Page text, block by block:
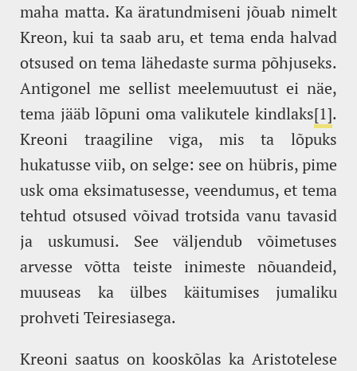
maha matta. Ka äratundmiseni jõuab nimelt
Kreon, kui ta saab aru, et tema enda halvad
otsused on tema lähedaste surma põhjuseks.
Antigonel me sellist meelemuutust ei näe,
tema jääb lõpuni oma valikutele kindlaks[1].
Kreoni traagiline viga, mis ta lõpuks
hukatusse viib, on selge: see on hübris, pime
usk oma eksimatusesse, veendumus, et tema
tehtud otsused võivad trotsida vanu tavasid
ja uskumusi. See väljendub võimetuses
arvesse võtta teiste inimeste nõuandeid,
muuseas ka ülbes käitumises jumaliku
prohveti Teiresiasega.
Kreoni saatus on kooskõlas ka Aristotelese